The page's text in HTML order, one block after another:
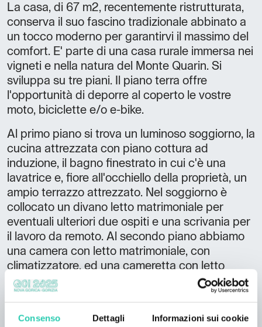
Consenso Dettagli Informazioni sui cookie
La casa, di 67 m2, recentemente ristrutturata,
conserva il suo fascino tradizionale abbinato a
un tocco moderno per garantirvi il massimo del
comfort. E' parte di una casa rurale immersa nei
vigneti e nella natura del Monte Quarin. Si
sviluppa su tre piani. Il piano terra offre
l'opportunità di deporre al coperto le vostre
moto, biciclette e/o e-bike.
Al primo piano si trova un luminoso soggiorno, la
cucina attrezzata con piano cottura ad
induzione, il bagno finestrato in cui c'è una
lavatrice e, fiore all'occhiello della proprietà, un
ampio terrazzo attrezzato. Nel soggiorno è
collocato un divano letto matrimoniale per
eventuali ulteriori due ospiti e una scrivania per
il lavoro da remoto. Al secondo piano abbiamo
una camera con letto matrimoniale, con
climatizzatore, ed una cameretta con letto
singolo. Il parcheggio è disponibile nel cortiletto
privato, chiuso da cancello scorrevole.
Il centro è a meno di 700 m, la stazione